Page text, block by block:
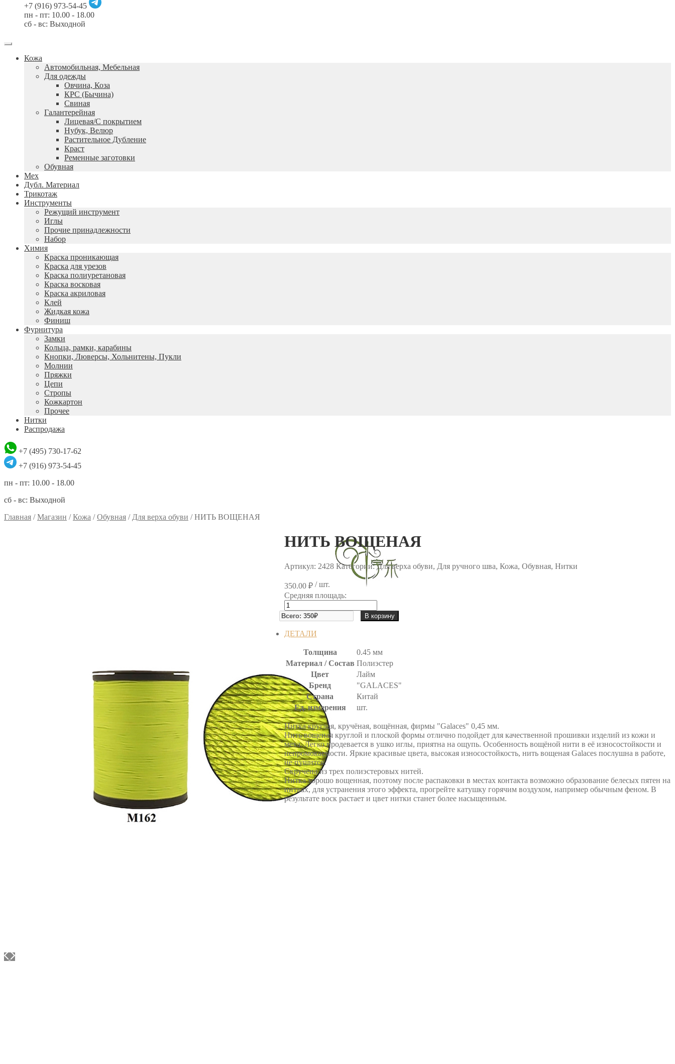
+7 (916) 973-54-45
пн - пт: 10.00 - 18.00
сб - вс: Выходной
Кожа
Автомобильная, Мебельная
Для одежды
Овчина, Коза
КРС (Бычина)
Свиная
Галантерейная
Лицевая/С покрытием
Нубук, Велюр
Растительное Дубление
Краст
Ременные заготовки
Обувная
Мех
Дубл. Материал
Трикотаж
Инструменты
Режущий инструмент
Иглы
Прочие принадлежности
Набор
Химия
Краска проникающая
Краска для урезов
Краска полиуретановая
Краска восковая
Краска акриловая
Клей
Жидкая кожа
Финиш
Фурнитура
Замки
Кольца, рамки, карабины
Кнопки, Люверсы, Хольнитены, Пукли
Молнии
Пряжки
Цепи
Стропы
Кожкартон
Прочее
Нитки
Распродажа
+7 (495) 730-17-62
+7 (916) 973-54-45
пн - пт: 10.00 - 18.00
сб - вс: Выходной
Главная /Магазин /Кожа /Обувная / Для верха обуви /НИТЬ ВОЩЕНАЯ
НИТЬ ВОЩЕНАЯ
Артикул: 2428 Категории: Для верха обуви, Для ручного шва, Кожа, Обувная, Нитки
350.00 ₽/ шт.
Средняя площадь:
Количество
товара
НИТЬ
ВОЩЕНАЯ
В корзину
ДЕТАЛИ
Толщина
0.45 мм
Материал / Состав Полиэстер
Цвет
Лайм
Бренд
"GALACES"
Страна
Китай
Ед. измерения
шт.
Нитка круглая, кручёная, вощённая, фирмы "Galaces" 0,45 мм.
Нить вощеная круглой и плоской формы отлично подойдет для качественной прошивки изделий из кожи и
меха. Легко продевается в ушко иглы, приятна на ощупь. Особенность вощёной нити в её износостойкости и
непромокаемости. Яркие красивые цвета, высокая износостойкость, нить вощеная Galaces послушна в работе,
не пушится.
Скручена из трех полиэстеровых нитей.
Нитка хорошо вощенная, поэтому после распаковки в местах контакта возможно образование белесых пятен на
нитках, для устранения этого эффекта, прогрейте катушку горячим воздухом, например обычным феном. В
результате воск растает и цвет нитки станет более насыщенным.